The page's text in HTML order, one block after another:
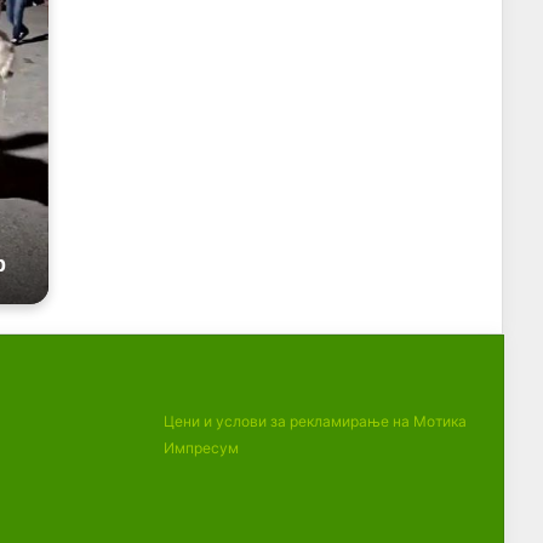
Цени и услови за рекламирање на Мотика
Импресум